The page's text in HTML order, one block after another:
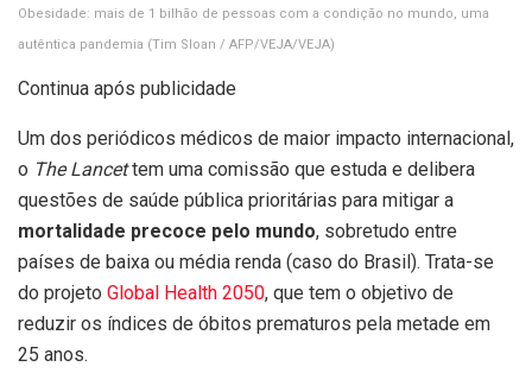
Obesidade: mais de 1 bilhão de pessoas com a condição no mundo, uma
autêntica pandemia (Tim Sloan / AFP/VEJA/VEJA)
Continua após publicidade
Um dos periódicos médicos de maior impacto internacional,
o The Lancettem uma comissão que estuda e delibera
questões de saúde pública prioritárias para mitigar a
mortalidade precoce pelo mundo, sobretudo entre
países de baixa ou média renda (caso do Brasil). Trata-se
do projeto Global Health 2050, que tem o objetivo de
reduzir os índices de óbitos prematuros pela metade em
25 anos.